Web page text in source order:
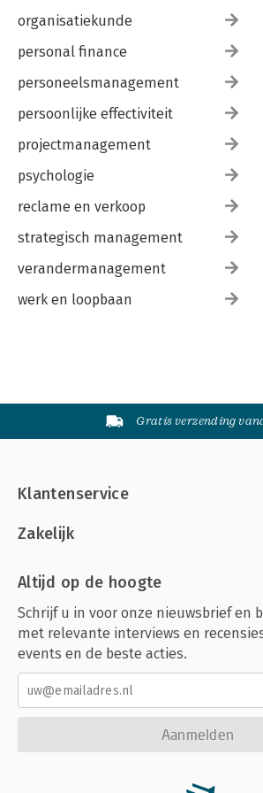
organisatiekunde
personal finance
personeelsmanagement
persoonlijke effectiviteit
projectmanagement
psychologie
reclame en verkoop
strategisch management
verandermanagement
werk en loopbaan
Gratis verzending
Klantenservice
Zakelijk
Altijd op de hoogte
Schrijf u in voor onze nieuwsbrief en
met relevante interviews en
events en de beste acties.
Aanmelden